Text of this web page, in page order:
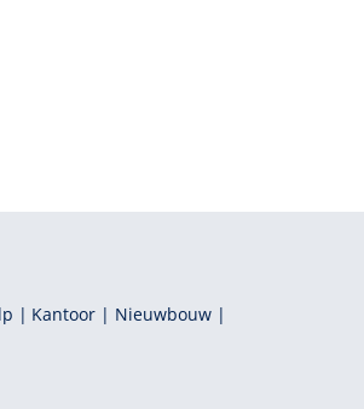
Kantoor
Nieuwbouw